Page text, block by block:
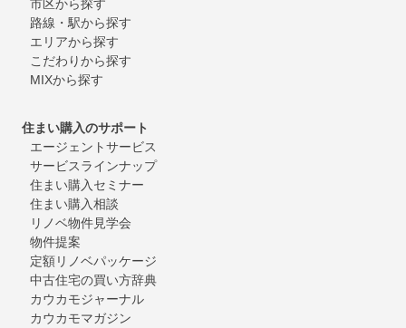
市区から探す
路線・駅から探す
エリアから探す
こだわりから探す
MIXから探す
住まい購入のサポート
エージェントサービス
サービスラインナップ
住まい購入セミナー
住まい購入相談
リノベ物件見学会
物件提案
定額リノベパッケージ
中古住宅の買い方辞典
カウカモジャーナル
カウカモマガジン